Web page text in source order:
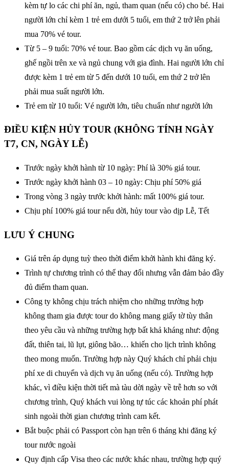
kèm tự lo các chi phí ăn, ngủ, tham quan (nếu có) cho bé. Hai
người lớn chỉ kèm 1 trẻ em dưới 5 tuổi, em thứ 2 trở lên phải
mua 70% vé tour.
Từ 5 – 9 tuổi: 70% vé tour. Bao gồm các dịch vụ ăn uống,
ghế ngồi trên xe và ngủ chung với gia đình. Hai người lớn chỉ
được kèm 1 trẻ em từ 5 đến dưới 10 tuổi, em thứ 2 trở lên
phải mua suất người lớn.
Trẻ em từ 10 tuổi: Vé người lớn, tiêu chuẩn như người lớn
ĐIỀU KIỆN HỦY TOUR (KHÔNG TÍNH NGÀY
T7, CN, NGÀY LỄ)
Trước ngày khởi hành từ 10 ngày: Phí là 30% giá tour.
Trước ngày khởi hành 03 – 10 ngày: Chịu phí 50% giá
Trong vòng 3 ngày trước khởi hành: mất 100% giá tour.
Chịu phí 100% giá tour nếu dời, hủy tour vào dịp Lễ, Tết
LƯU Ý CHUNG
Giá trên áp dụng tuỳ theo thời điểm khởi hành khi đăng ký.
Trình tự chương trình có thể thay đổi nhưng vẫn đảm bảo đầy
đủ điểm tham quan.
Công ty không chịu trách nhiệm cho những trường hợp
không tham gia được tour do không mang giấy tờ tùy thân
theo yêu cầu và những trường hợp bất khả kháng như: động
đất, thiên tai, lũ lụt, giông bão… khiến cho lịch trình không
theo mong muốn. Trường hợp này Quý khách chỉ phải chịu
phí xe di chuyển và dịch vụ ăn uống (nếu có). Trường hợp
khác, vì điều kiện thời tiết mà tàu dời ngày về trễ hơn so với
chương trình, Quý khách vui lòng tự túc các khoản phí phát
sinh ngoài thời gian chương trình cam kết.
Bắt buộc phải có Passport còn hạn trên 6 tháng khi đăng ký
tour nước ngoài
Quy định cấp Visa theo các nước khác nhau, trường hợp quý